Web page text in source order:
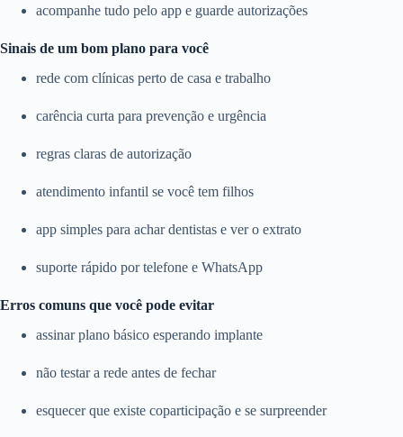
acompanhe tudo pelo app e guarde autorizações
Sinais de um bom plano para você
rede com clínicas perto de casa e trabalho
carência curta para prevenção e urgência
regras claras de autorização
atendimento infantil se você tem filhos
app simples para achar dentistas e ver o extrato
suporte rápido por telefone e WhatsApp
Erros comuns que você pode evitar
assinar plano básico esperando implante
não testar a rede antes de fechar
esquecer que existe coparticipação e se surpreender